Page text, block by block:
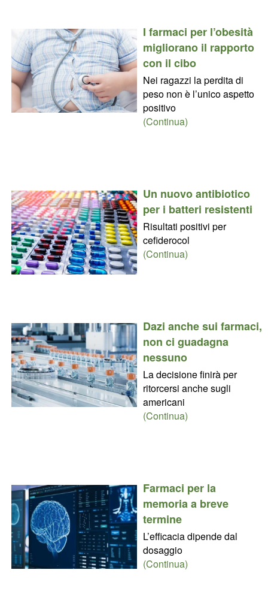
I farmaci per l’obesità
migliorano il rapporto
con il cibo
Nei ragazzi la perdita di
peso non è l’unico aspetto
positivo
(Continua)
Un nuovo antibiotico
per i batteri resistenti
Risultati positivi per
cefiderocol
(Continua)
Dazi anche sui farmaci,
non ci guadagna
nessuno
La decisione finirà per
ritorcersi anche sugli
americani
(Continua)
Farmaci per la
memoria a breve
termine
L’efficacia dipende dal
dosaggio
(Continua)